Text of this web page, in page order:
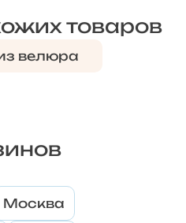
товаров
велюра
Москва